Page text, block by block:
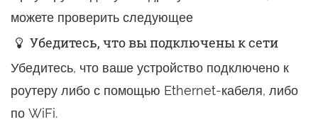
можете проверить следующее
Убедитесь, что вы подключены к сети
Убедитесь, что ваше устройство подключено к
роутеру либо с помощью Ethernet-кабеля, либо
по WiFi.